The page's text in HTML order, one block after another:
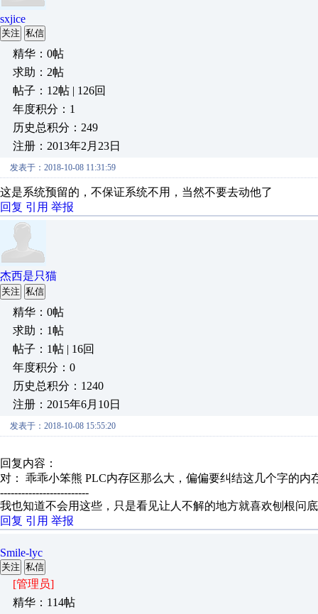
sxjice
关注 私信
精华：0帖
求助：2帖
帖子：12帖 | 126回
年度积分：1
历史总积分：249
注册：2013年2月23日
发表于：2018-10-08 11:31:59
这是系统预留的，不保证系统不用，当然不要去动他了
回复 引用 举报
杰西是只猫
关注 私信
精华：0帖
求助：1帖
帖子：1帖 | 16回
年度积分：0
历史总积分：1240
注册：2015年6月10日
发表于：2018-10-08 15:55:20
回复内容：
对： 乖乖小笨熊 PLC内存区那么大，偏偏要纠结这几个字的内
-------------------------
我也知道不会用这些，只是看见让人不解的地方就喜欢刨根问
回复 引用 举报
Smile-lyc
关注 私信
[管理员]
精华：114帖